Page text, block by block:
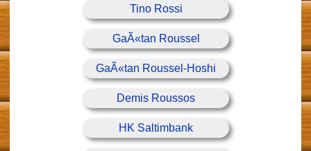
Tino Rossi
GaÃ«tan Roussel
GaÃ«tan Roussel-Hoshi
Demis Roussos
HK Saltimbank